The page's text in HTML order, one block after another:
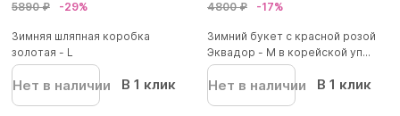
5890 ₽ -29%
Зимняя шляпная коробка
золотая - L
Нет в наличии В 1 клик
4800 ₽ -17%
Зимний букет с красной розой
Эквадор - М в корейской уп...
Нет в наличии В 1 клик